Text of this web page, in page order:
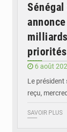
6 août
Le président
reçu,
SAVOIR PLUS